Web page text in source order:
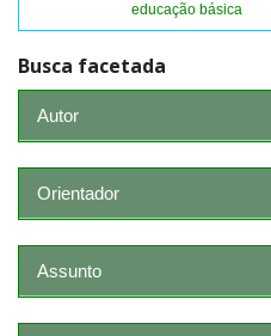
educação básica
Busca facetada
Autor
Orientador
Assunto